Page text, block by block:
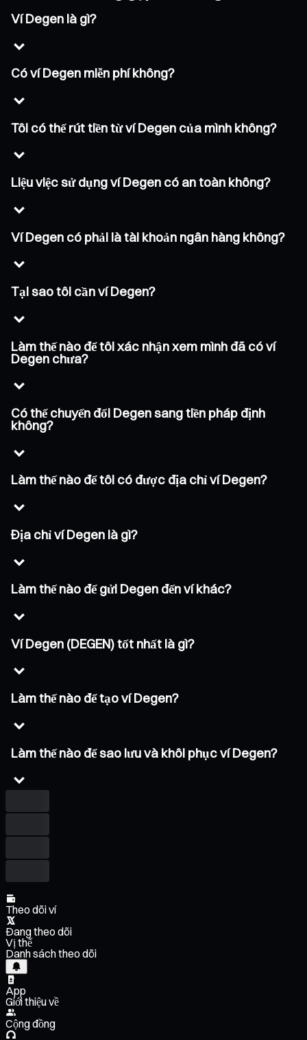
Ví Degen là gì?
Có ví Degen miễn phí không?
Tôi có thể rút tiền từ ví Degen của mình không?
Liệu việc sử dụng ví Degen có an toàn không?
Ví Degen có phải là tài khoản ngân hàng không?
Tại sao tôi cần ví Degen?
Làm thế nào để tôi xác nhận xem mình đã có ví
Degen chưa?
Có thể chuyển đổi Degen sang tiền pháp định
không?
Làm thế nào để tôi có được địa chỉ ví Degen?
Địa chỉ ví Degen là gì?
Làm thế nào để gửi Degen đến ví khác?
Ví Degen (DEGEN) tốt nhất là gì?
Làm thế nào để tạo ví Degen?
Làm thế nào để sao lưu và khôi phục ví Degen?
Theo dõi ví
Đang theo dõi
Vị thế
Danh sách theo dõi
App
Giới thiệu về
Cộng đồng